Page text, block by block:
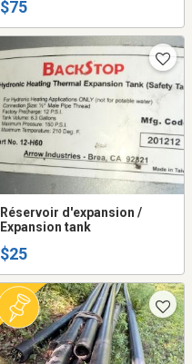
$75
Réservoir d'expansion /
Expansion tank
$25